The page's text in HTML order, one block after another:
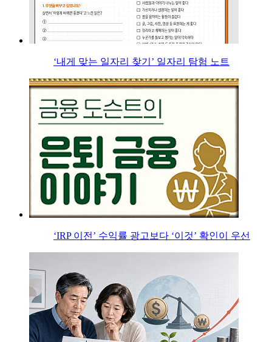
‘내게 맞는 일자리 찾기’ 일자리 탐험 노트
‘IRP 이전’ 수익률 광고보다 ‘이것’ 확인이 우선